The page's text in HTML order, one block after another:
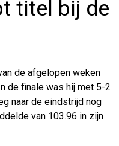
titel bij de
de afgelopen weken
de finale was hij met 5-2
naar de eindstrijd nog
van 103.96 in zijn